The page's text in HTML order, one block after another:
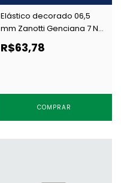
Elástico decorado 06,5
mm Zanotti Genciana 7 N
branco c/ 50 m
R$63,78
COMPRAR